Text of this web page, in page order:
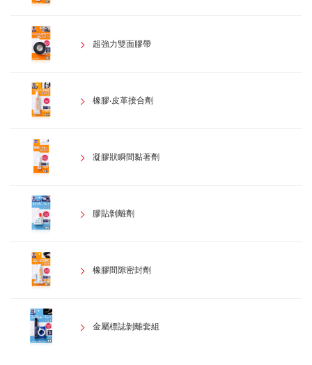
超強力雙面膠帶
橡膠‧皮革接合劑
凝膠狀瞬間黏著劑
膠貼剝離劑
橡膠間隙密封劑
金屬標誌剝離套組